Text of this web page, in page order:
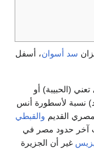
سد أسوان، أسفل
تعني (الحبيبة) أو
نسبة لأسطورة أنس
القديم والقبطي
آخر حدود مصر في
غير أن الجزيرة